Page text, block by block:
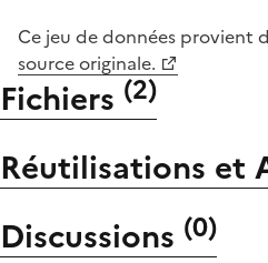
Ce jeu de données provient
source originale.
Fichiers (2)
Réutilisations et
Discussions (0)